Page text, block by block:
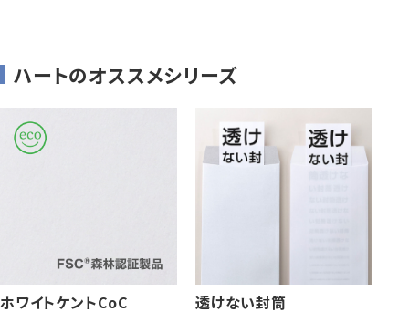
ハートのオススメシリーズ
ホワイトケントCoC 透けない封筒